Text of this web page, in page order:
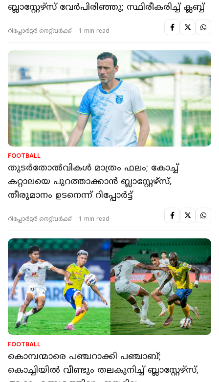
ബ്ലാസ്റ്റേഴ്‌സ് വേർപിരിഞ്ഞു; സ്ഥിരീകരിച്ച് ക്ലബ്ബ്
റിപ്പോർട്ടർ നെറ്റ്‌വര്‍ക്ക്‌ 1 min read
FOOTBALL
തുടർതോല്‍വികൾ മാത്രം ഫലം; കോച്ച്
കറ്റാലയെ പുറത്താക്കാൻ ബ്ലാസ്റ്റേഴ്സ്,
തീരുമാനം ഉടനെന്ന് റിപ്പോർട്ട്
റിപ്പോർട്ടർ നെറ്റ്‌വര്‍ക്ക്‌ 1 min read
FOOTBALL
കൊമ്പന്മാരെ പഞ്ചറാക്കി പഞ്ചാബ്;
കൊച്ചിയില്‍ വീണ്ടും തലകുനിച്ച് ബ്ലാസ്റ്റേഴ്സ്,